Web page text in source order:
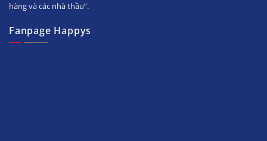
hàng và các nhà thầu”.
Fanpage Happys